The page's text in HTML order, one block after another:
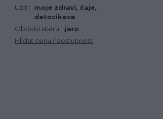
Užití:
moje zdraví, čaje,
detoxikace
Období sběru:
jaro
Hlídat cenu / dostupnost